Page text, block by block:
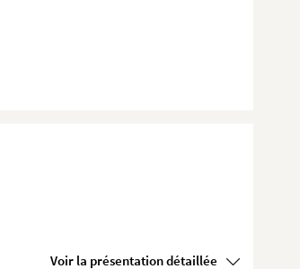
Voir la présentation détaillée